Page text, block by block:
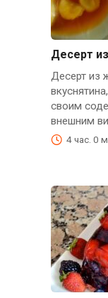
Десерт
Десерт из
своим
внешним
4 час. 0